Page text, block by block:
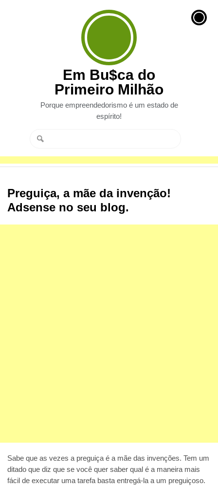
Em Bu$ca do
Primeiro Milhão
Porque empreendedorismo é um estado de
espírito!
Preguiça, a mãe da invenção!
Adsense no seu blog.
Sabe que as vezes a preguiça é a mãe das invenções. Tem um
ditado que diz que se você quer saber qual é a maneira mais
fácil de executar uma tarefa basta entregá-la a um preguiçoso.